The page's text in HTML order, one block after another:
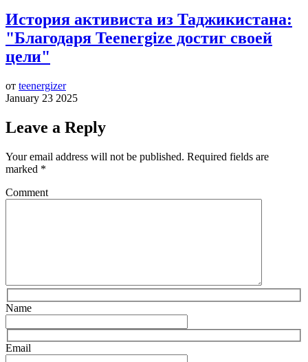
История активиста из Таджикистана:
"Благодаря Teenergize достиг своей
цели"
от teenergizer
January 23 2025
Leave a Reply
Your email address will not be published. Required fields are
marked *
Comment
Name
Email